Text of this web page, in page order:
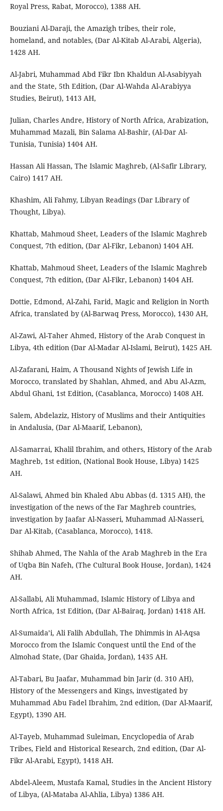
Royal Press, Rabat, Morocco), 1388 AH.
Bouziani Al-Daraji, the Amazigh tribes, their role,
homeland, and notables, (Dar Al-Kitab Al-Arabi, Algeria),
1428 AH.
Al-Jabri, Muhammad Abd Fikr Ibn Khaldun Al-Asabiyyah
and the State, 5th Edition, (Dar Al-Wahda Al-Arabiyya
Studies, Beirut), 1413 AH,
Julian, Charles Andre, History of North Africa, Arabization,
Muhammad Mazali, Bin Salama Al-Bashir, (Al-Dar Al-
Tunisia, Tunisia) 1404 AH.
Hassan Ali Hassan, The Islamic Maghreb, (Al-Safir Library,
Cairo) 1417 AH.
Khashim, Ali Fahmy, Libyan Readings (Dar Library of
Thought, Libya).
Khattab, Mahmoud Sheet, Leaders of the Islamic Maghreb
Conquest, 7th edition, (Dar Al-Fikr, Lebanon) 1404 AH.
Khattab, Mahmoud Sheet, Leaders of the Islamic Maghreb
Conquest, 7th edition, (Dar Al-Fikr, Lebanon) 1404 AH.
Dottie, Edmond, Al-Zahi, Farid, Magic and Religion in North
Africa, translated by (Al-Barwaq Press, Morocco), 1430 AH,
Al-Zawi, Al-Taher Ahmed, History of the Arab Conquest in
Libya, 4th edition (Dar Al-Madar Al-Islami, Beirut), 1425 AH.
Al-Zafarani, Haim, A Thousand Nights of Jewish Life in
Morocco, translated by Shahlan, Ahmed, and Abu Al-Azm,
Abdul Ghani, 1st Edition, (Casablanca, Morocco) 1408 AH.
Salem, Abdelaziz, History of Muslims and their Antiquities
in Andalusia, (Dar Al-Maarif, Lebanon),
Al-Samarrai, Khalil Ibrahim, and others, History of the Arab
Maghreb, 1st edition, (National Book House, Libya) 1425
AH.
Al-Salawi, Ahmed bin Khaled Abu Abbas (d. 1315 AH), the
investigation of the news of the Far Maghreb countries,
investigation by Jaafar Al-Nasseri, Muhammad Al-Nasseri,
Dar Al-Kitab, (Casablanca, Morocco), 1418.
Shihab Ahmed, The Nahla of the Arab Maghreb in the Era
of Uqba Bin Nafeh, (The Cultural Book House, Jordan), 1424
AH.
Al-Sallabi, Ali Muhammad, Islamic History of Libya and
North Africa, 1st Edition, (Dar Al-Bairaq, Jordan) 1418 AH.
Al-Sumaida’i, Ali Falih Abdullah, The Dhimmis in Al-Aqsa
Morocco from the Islamic Conquest until the End of the
Almohad State, (Dar Ghaida, Jordan), 1435 AH.
Al-Tabari, Bu Jaafar, Muhammad bin Jarir (d. 310 AH),
History of the Messengers and Kings, investigated by
Muhammad Abu Fadel Ibrahim, 2nd edition, (Dar Al-Maarif,
Egypt), 1390 AH.
Al-Tayeb, Muhammad Suleiman, Encyclopedia of Arab
Tribes, Field and Historical Research, 2nd edition, (Dar Al-
Fikr Al-Arabi, Egypt), 1418 AH.
Abdel-Aleem, Mustafa Kamal, Studies in the Ancient History
of Libya, (Al-Mataba Al-Ahlia, Libya) 1386 AH.